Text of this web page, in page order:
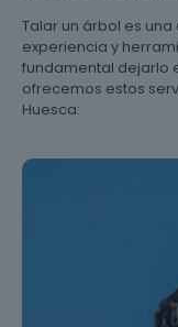
Talar un árbol es
experiencia y
fundamental dejarlo
ofrecemos estos
Huesca: